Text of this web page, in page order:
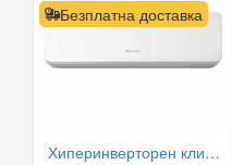
Безплатна доставка
Хиперинверторен климатик Fuji Electric RSG12KGTB(E) /ROG12KGCA, 12000 BTU, Клас A+++